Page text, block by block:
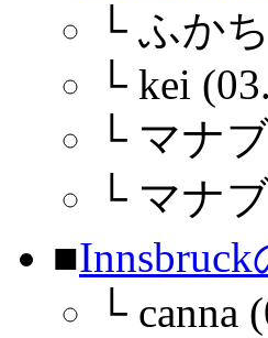
└ ふか
└ kei
└ マナ
└ マナ
■Innsbruck
└ canna